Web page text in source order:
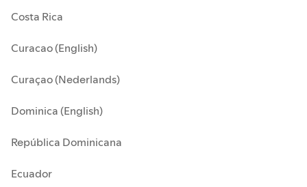
Costa Rica
Curacao (English)
Curaçao (Nederlands)
Dominica (English)
República Dominicana
Ecuador